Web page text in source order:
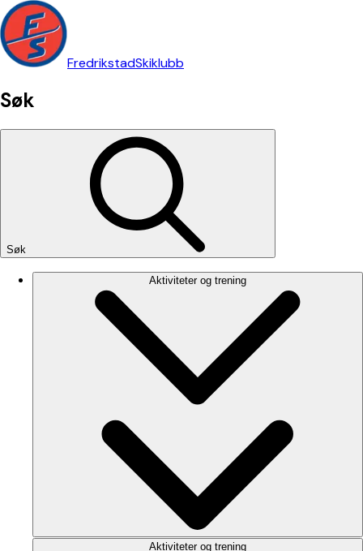
FredrikstadSkiklubb
Søk
Søk
Aktiviteter og trening
Aktiviteter og trening